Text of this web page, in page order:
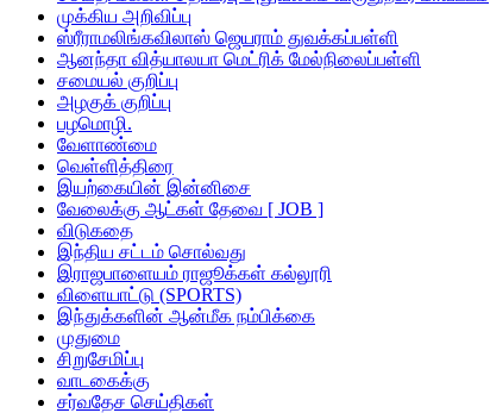
முக்கிய அறிவிப்பு
ஸ்ரீராமலிங்கவிலாஸ் ஜெயராம் துவக்கப்பள்ளி
ஆனந்தா வித்யாலயா மெட்ரிக் மேல்நிலைப்பள்ளி
சமையல் குறிப்பு
அழகுக் குறிப்பு
பழமொழி.
வேளாண்மை
வெள்ளித்திரை
இயற்கையின் இன்னிசை
வேலைக்கு ஆட்கள் தேவை [ JOB ]
விடுகதை
இந்திய சட்டம் சொல்வது
இராஜபாளையம் ராஜூக்கள் கல்லூரி
விளையாட்டு (SPORTS)
இந்துக்களின் ஆன்மீக நம்பிக்கை
முதுமை
சிறுசேமிப்பு
வாடகைக்கு
சர்வதேச செய்திகள்